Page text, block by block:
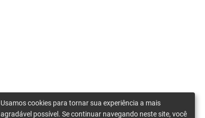
Usamos cookies para tornar sua experiência a mais
agradável possível. Se continuar navegando neste site, você